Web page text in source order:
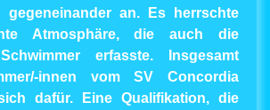
gegeneinander an. Es herrschte
Atmosphäre, die auch die
erfasste. Insgesamt
innen vom SV Concordia
dafür. Eine Qualifikation, die